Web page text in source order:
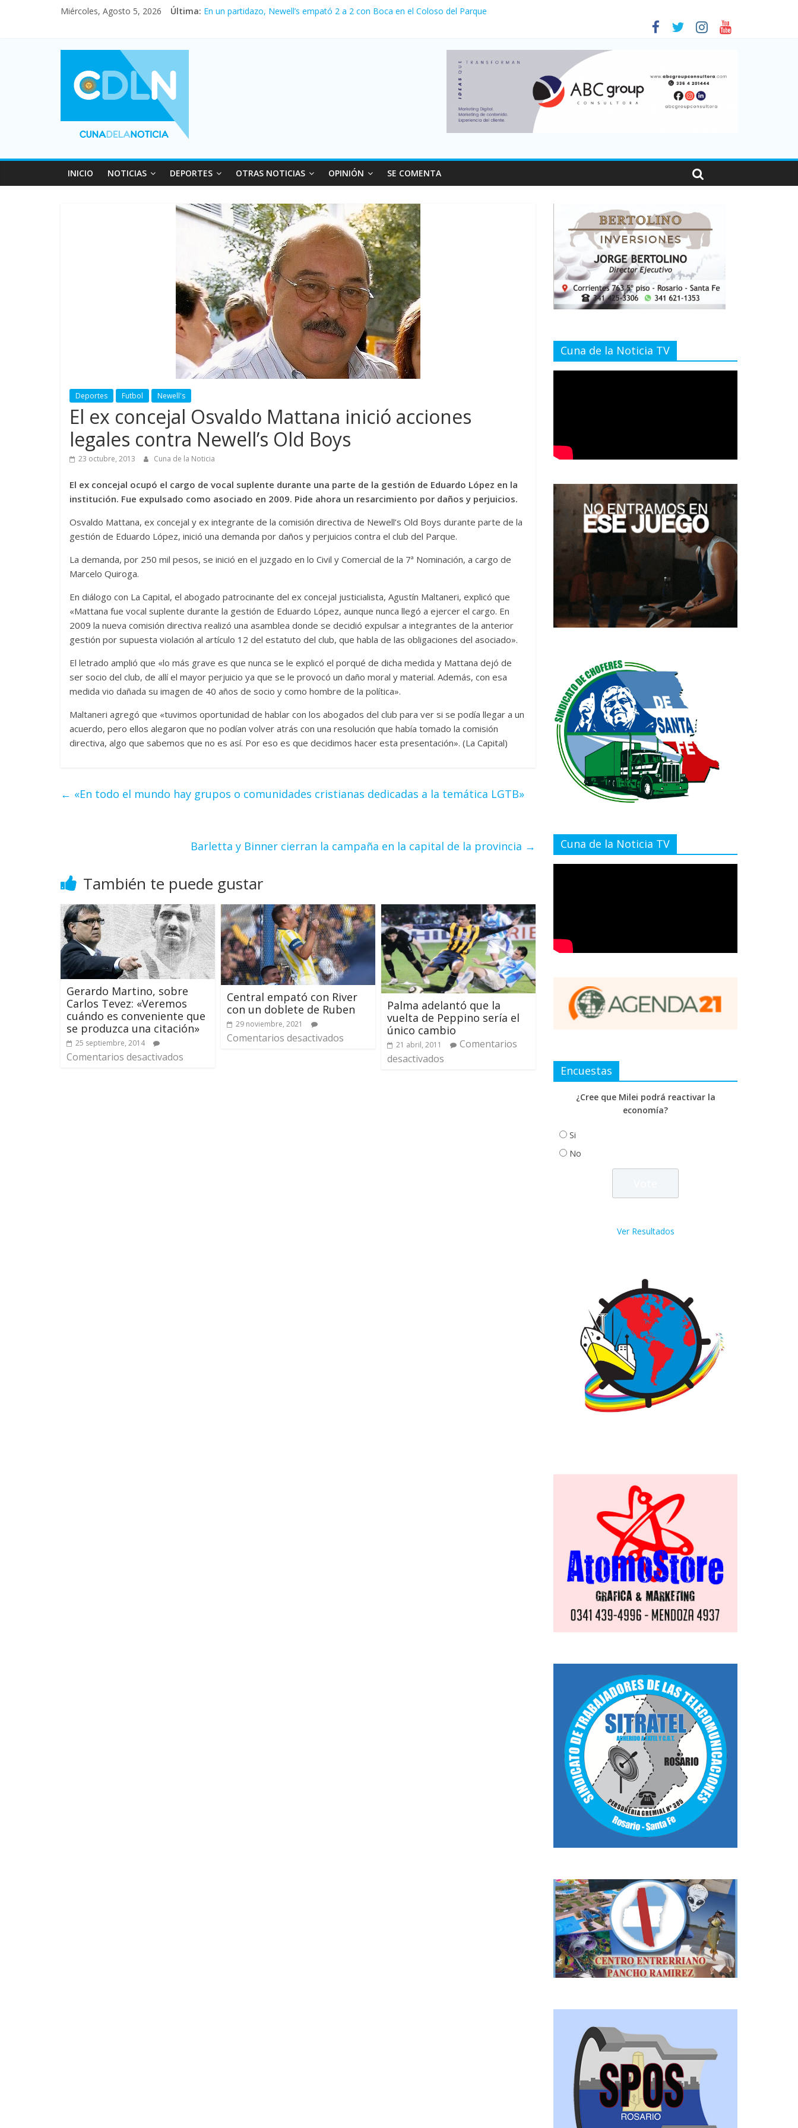
Miércoles, Agosto 5, 2026 Última: En un partidazo, Newell’s empató 2 a 2 con Boca en el Coloso del Parque
Vacaciones de invierno con más movimiento y consumo turístico: 4,6 millones de personas viajaron por el país, un 5,9% más que en 2025
INICIO NOTICIAS DEPORTES OTRAS NOTICIAS OPINIÓN SE COMENTA
Deportes Futbol Newell's
El ex concejal Osvaldo Mattana inició acciones
legales contra Newell’s Old Boys
23 octubre, 2013 Cuna de la Noticia
El ex concejal ocupó el cargo de vocal suplente durante una parte de la gestión de Eduardo López en la
institución. Fue expulsado como asociado en 2009. Pide ahora un resarcimiento por daños y perjuicios.
Osvaldo Mattana, ex concejal y ex integrante de la comisión directiva de Newell’s Old Boys durante parte de la
gestión de Eduardo López, inició una demanda por daños y perjuicios contra el club del Parque.
La demanda, por 250 mil pesos, se inició en el juzgado en lo Civil y Comercial de la 7ª Nominación, a cargo de
Marcelo Quiroga.
En diálogo con La Capital, el abogado patrocinante del ex concejal justicialista, Agustín Maltaneri, explicó que
«Mattana fue vocal suplente durante la gestión de Eduardo López, aunque nunca llegó a ejercer el cargo. En
2009 la nueva comisión directiva realizó una asamblea donde se decidió expulsar a integrantes de la anterior
gestión por supuesta violación al artículo 12 del estatuto del club, que habla de las obligaciones del asociado».
El letrado amplió que «lo más grave es que nunca se le explicó el porqué de dicha medida y Mattana dejó de
ser socio del club, de allí el mayor perjuicio ya que se le provocó un daño moral y material. Además, con esa
medida vio dañada su imagen de 40 años de socio y como hombre de la política».
Maltaneri agregó que «tuvimos oportunidad de hablar con los abogados del club para ver si se podía llegar a un
acuerdo, pero ellos alegaron que no podían volver atrás con una resolución que había tomado la comisión
directiva, algo que sabemos que no es así. Por eso es que decidimos hacer esta presentación». (La Capital)
← «En todo el mundo hay grupos o comunidades cristianas dedicadas a la temática LGTB»
Barletta y Binner cierran la campaña en la capital de la provincia →
También te puede gustar
Gerardo Martino, sobre
Carlos Tevez: «Veremos
cuándo es conveniente que
se produzca una citación»
25 septiembre, 2014
Comentarios desactivados
Central empató con River
con un doblete de Ruben
29 noviembre, 2021
Comentarios desactivados
Palma adelantó que la
vuelta de Peppino sería el
único cambio
21 abril, 2011
Comentarios
desactivados
Cuna de la Noticia TV
Cuna de la Noticia TV
Encuestas
¿Cree que Milei podrá reactivar la
economía?
Si
No
Ver Resultados